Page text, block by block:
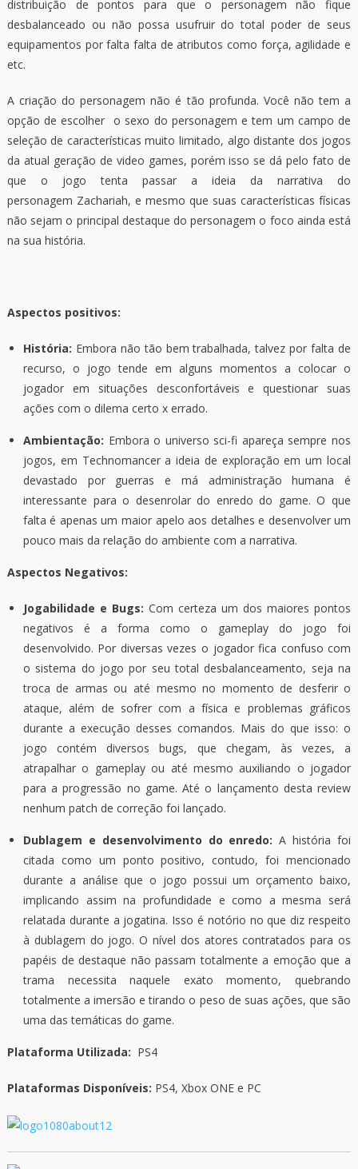
distribuição de pontos para que o personagem não fique
desbalanceado ou não possa usufruir do total poder de seus
equipamentos por falta falta de atributos como força, agilidade e
etc.
A criação do personagem não é tão profunda. Você não tem a
opção de escolher o sexo do personagem e tem um campo de
seleção de características muito limitado, algo distante dos jogos
da atual geração de video games, porém isso se dá pelo fato de
que o jogo tenta passar a ideia da narrativa do
personagem Zachariah, e mesmo que suas características físicas
não sejam o principal destaque do personagem o foco ainda está
na sua história.
Aspectos positivos:
História: Embora não tão bem trabalhada, talvez por falta de
recurso, o jogo tende em alguns momentos a colocar o
jogador em situações desconfortáveis e questionar suas
ações com o dilema certo x errado.
Ambientação: Embora o universo sci-fi apareça sempre nos
jogos, em Technomancer a ideia de exploração em um local
devastado por guerras e má administração humana é
interessante para o desenrolar do enredo do game. O que
falta é apenas um maior apelo aos detalhes e desenvolver um
pouco mais da relação do ambiente com a narrativa.
Aspectos Negativos:
Jogabilidade e Bugs: Com certeza um dos maiores pontos
negativos é a forma como o gameplay do jogo foi
desenvolvido. Por diversas vezes o jogador fica confuso com
o sistema do jogo por seu total desbalanceamento, seja na
troca de armas ou até mesmo no momento de desferir o
ataque, além de sofrer com a física e problemas gráficos
durante a execução desses comandos. Mais do que isso: o
jogo contém diversos bugs, que chegam, às vezes, a
atrapalhar o gameplay ou até mesmo auxiliando o jogador
para a progressão no game. Até o lançamento desta review
nenhum patch de correção foi lançado.
Dublagem e desenvolvimento do enredo:A história foi
citada como um ponto positivo, contudo, foi mencionado
durante a análise que o jogo possui um orçamento baixo,
implicando assim na profundidade e como a mesma será
relatada durante a jogatina. Isso é notório no que diz respeito
à dublagem do jogo. O nível dos atores contratados para os
papéis de destaque não passam totalmente a emoção que a
trama necessita naquele exato momento, quebrando
totalmente a imersão e tirando o peso de suas ações, que são
uma das temáticas do game.
Plataforma Utilizada: PS4
Plataformas Disponíveis: PS4, Xbox ONE e PC